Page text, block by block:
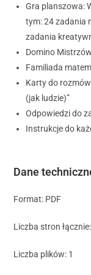
Gra planszowa:
tym: 24 zadania
zadania
Domino
Familiada
Karty do
(jak ludzie)”
Odpowiedzi do
Instrukcje do
Dane
Format: PDF
Liczba stron
Liczba plików: 1